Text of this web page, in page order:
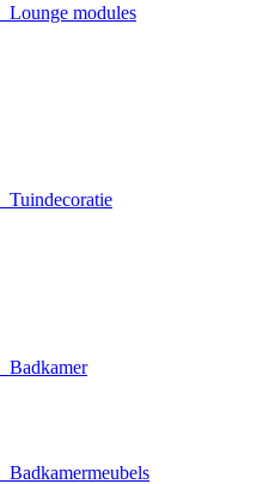
Lounge modules
Tuindecoratie
Badkamer
Badkamermeubels